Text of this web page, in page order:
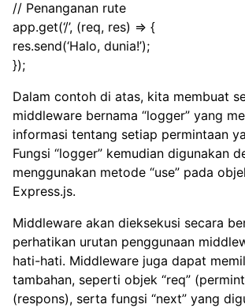
// Penanganan rute
app.get(‘/’, (req, res) => {
res.send(‘Halo, dunia!’);
});
Dalam contoh di atas, kita membuat
middleware bernama “logger” yang
informasi tentang setiap permintaan
Fungsi “logger” kemudian digunakan
menggunakan metode “use” pada
Express.js.
Middleware akan dieksekusi secara
perhatikan urutan penggunaan
hati-hati. Middleware juga dapat
tambahan, seperti objek “req”
(respons), serta fungsi “next” yang